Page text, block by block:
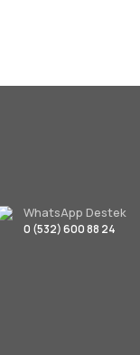
WhatsApp Destek
0 (532) 600 88 24